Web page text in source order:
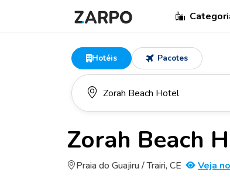
Hotéis Pacotes
Zorah Beach
Praia do Guajiru / Trairi, CE Veja